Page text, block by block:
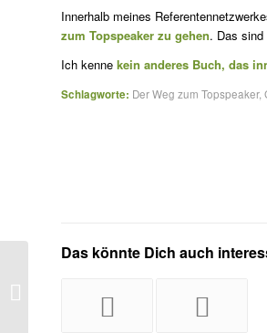
Innerhalb meines
zum Topspeaker zu gehen. Das
Ich kenne kein anderes Buch, das
Schlagworte: Der Weg zum Topspeaker,
Das könnte Dich auch